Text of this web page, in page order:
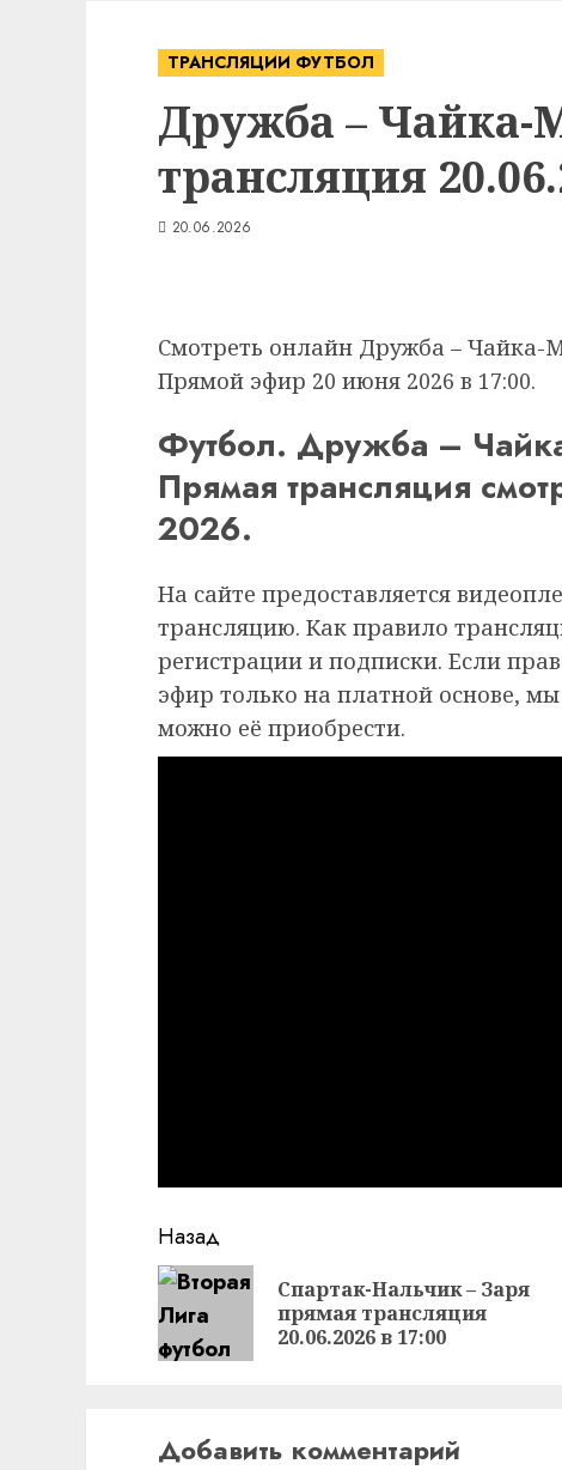
ТРАНСЛЯЦИИ ФУТБОЛ
Дружба – Чайка-
трансляция
20.06.2026
Смотреть онлайн Дружба – Чайка-
Прямой эфир 20 июня 2026 в 17:00.
Футбол. Дружба –
Прямая трансляция
2026.
На сайте предоставляется
трансляцию. Как правило
регистрации и подписки. Если
эфир только на платной основе,
можно её приобрести.
Продолжить
чтение
Назад
Спартак-Нальчик – Заря
прямая трансляция
20.06.2026 в 17:00
Добавить комментарий